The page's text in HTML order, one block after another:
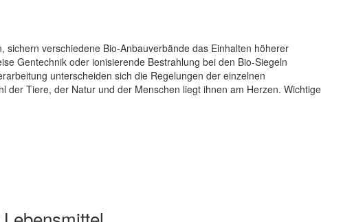
verschiedene Bio-Anbauverbände das Einhalten höherer
Gentechnik oder ionisierende Bestrahlung bei den Bio-Siegeln
unterscheiden sich die Regelungen der einzelnen
Tiere, der Natur und der Menschen liegt ihnen am Herzen. Wichtige